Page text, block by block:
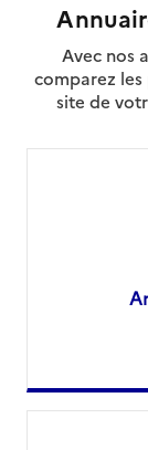
Avec nos
comparez les
site de